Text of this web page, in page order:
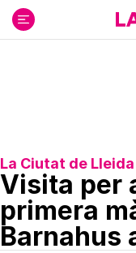
contenido
La Ciutat de Lleida
Visita per
primera
Barnahus